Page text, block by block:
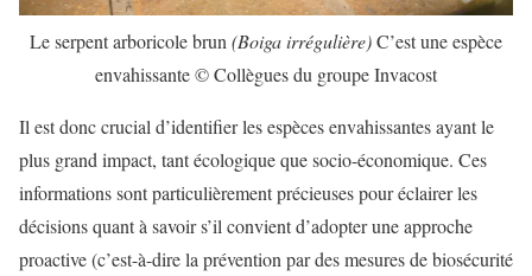
Le serpent arboricole brun (Boiga irrégulière)C’est une espèce
envahissante © Collègues du groupe Invacost
Il est donc crucial d’identifier les espèces envahissantes ayant le
plus grand impact, tant écologique que socio-économique. Ces
informations sont particulièrement précieuses pour éclairer les
décisions quant à savoir s’il convient d’adopter une approche
proactive (c’est-à-dire la prévention par des mesures de biosécurité